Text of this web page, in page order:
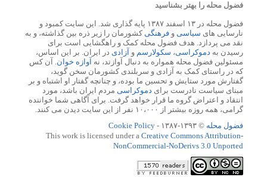
فضول محله را بهتر بشناسید
فضول محله در ۱۳ اسفند ۱۳۸۷ پایه گذاری شد. این سایت کمبود و
نارسایی های سیاسی و فرهنگیکشورمان را زیر ذره بین گذاشته، و به
نقد می پردازد. هدف فضول محله کمک و راهگشایی است برای
رسیدن به دموکراسی، سکولارسم و آزادی در ایران. بر این اساس،
مسئولین فضول محله همواره به دنبال آوازند، نه آوازه خوان. آن کس
که در راستای کمک به آزادی و سربلندی کشورمان سخن گوید،
گفتارش مورد ستایش و تحسین ما بوده، و چنانچه گفتار او اشتباه و بر
مبنای سیاست نادرست برای دموکراسی مردم ایران باشد، مورد
انتقاد و اعتراض گروه ما قرار خواهد گرفت. برای آگاهی شما خواننده
گرامی، همه روزه بیشتر از ۱۰،۰۰۰ نفر از این سایت دیدن می کنند.
فضول محله © ۱۳۹۳-۱۳۸۷ -
Cookie Policy
This work is licensed under a Creative Commons Attribution-
NonCommercial-NoDerivs 3.0 Unported